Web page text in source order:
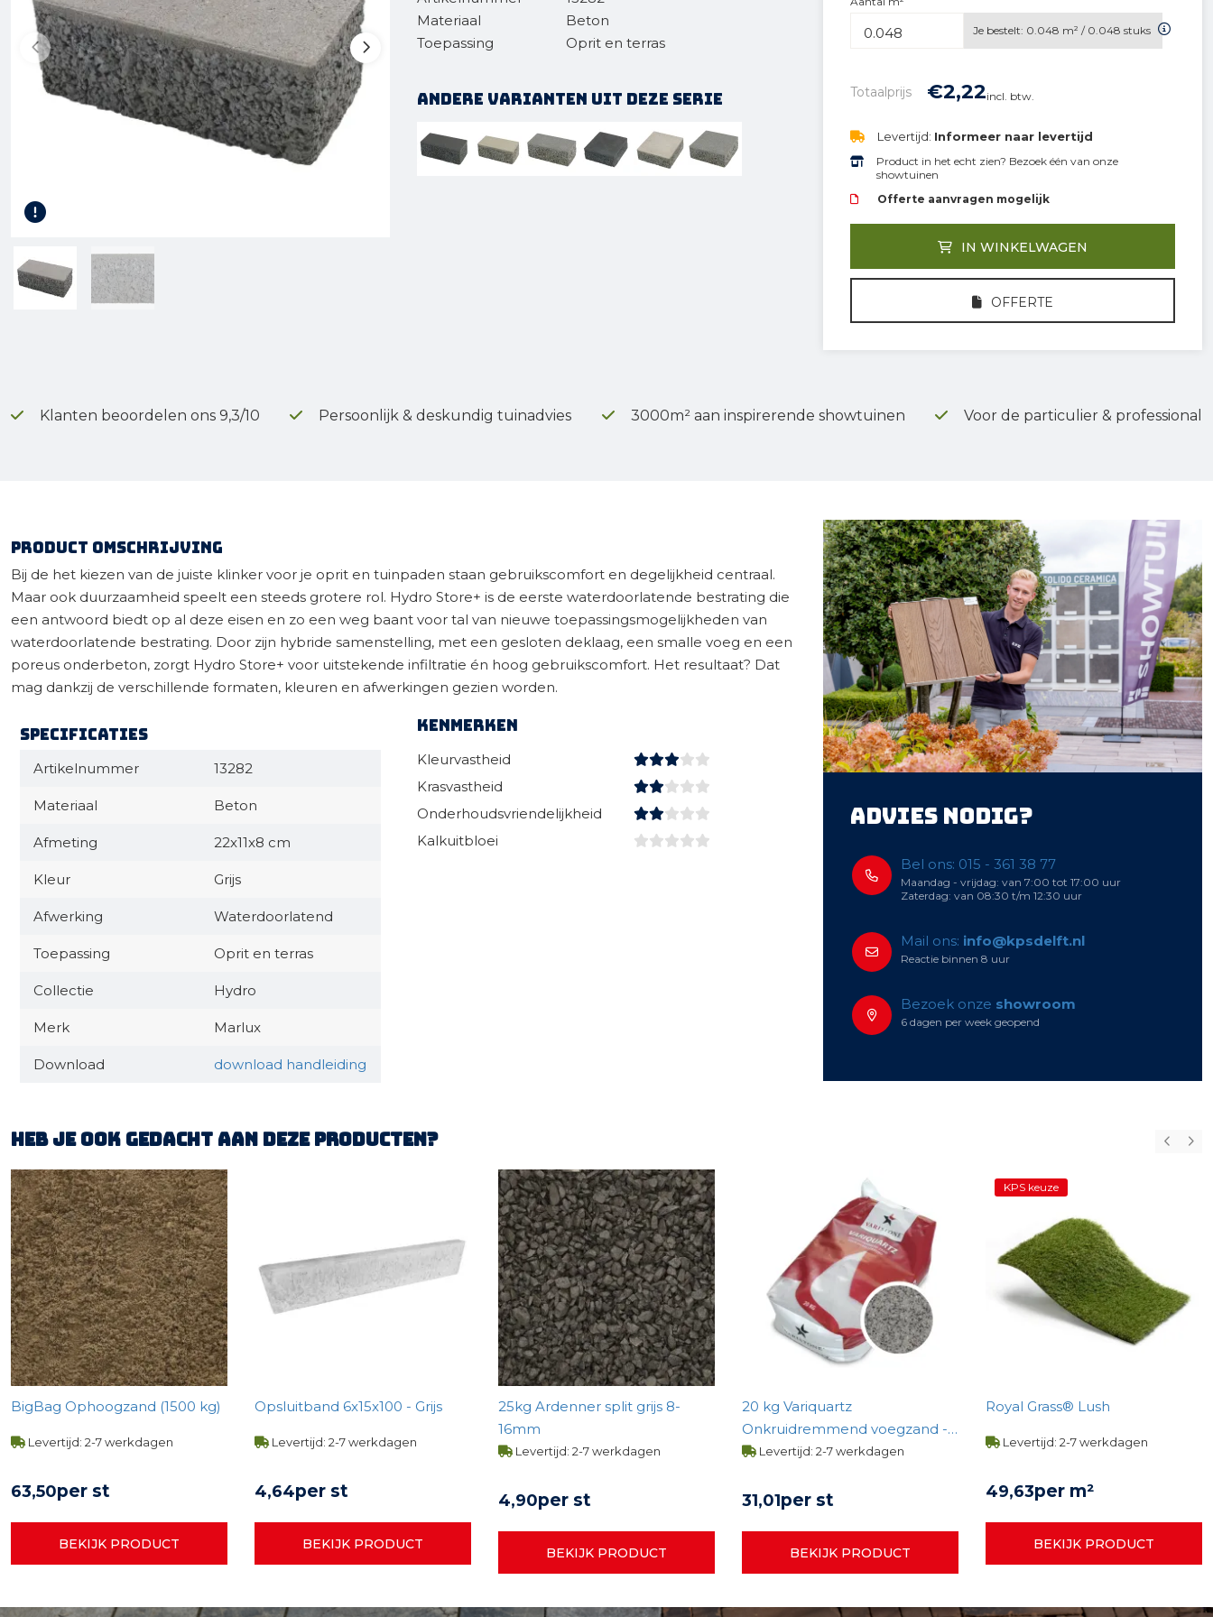
Gereedschap
Terrasplanken
Tuinhout
Infra
Materiaal
Beton
Toepassing
Oprit en terras
Andere varianten uit deze serie
Je bestelt: 0.048 m² / 0.048 stuks
Totaalprijs €2,22incl. btw.
Levertijd: Informeer naar levertijd
Product in het echt zien? Bezoek één van onze
showtuinen
Offerte aanvragen mogelijk
IN WINKELWAGEN
OFFERTE
Klanten beoordelen ons 9,3/10 Persoonlijk & deskundig tuinadvies 3000m² aan inspirerende showtuinen Voor de particulier & professional
Product omschrijving
Bij de het kiezen van de juiste klinker voor je oprit en tuinpaden staan gebruikscomfort en degelijkheid centraal.
Maar ook duurzaamheid speelt een steeds grotere rol. Hydro Store+ is de eerste waterdoorlatende bestrating die
een antwoord biedt op al deze eisen en zo een weg baant voor tal van nieuwe toepassingsmogelijkheden van
waterdoorlatende bestrating. Door zijn hybride samenstelling, met een gesloten deklaag, een smalle voeg en een
poreus onderbeton, zorgt Hydro Store+ voor uitstekende infiltratie én hoog gebruikscomfort. Het resultaat? Dat
mag dankzij de verschillende formaten, kleuren en afwerkingen gezien worden.
Specificaties
Artikelnummer 13282
Materiaal Beton
Afmeting 22x11x8 cm
Kleur Grijs
Afwerking Waterdoorlatend
Toepassing Oprit en terras
Collectie Hydro
Merk Marlux
Download download handleiding
Kenmerken
Kleurvastheid
Krasvastheid
Onderhoudsvriendelijkheid
Kalkuitbloei
Advies nodig?
Bel ons: 015 - 361 38 77
Maandag - vrijdag: van 7:00 tot 17:00 uur
Zaterdag: van 08:30 t/m 12:30 uur
Mail ons: info@kpsdelft.nl
Reactie binnen 8 uur
Bezoek onze showroom
6 dagen per week geopend
Heb je ook gedacht aan deze producten?
BigBag Ophoogzand (1500 kg)
Levertijd: 2-7 werkdagen
63,50per st
BEKIJK PRODUCT
Opsluitband 6x15x100 - Grijs
Levertijd: 2-7 werkdagen
4,64per st
BEKIJK PRODUCT
25kg Ardenner split grijs 8-
16mm
Levertijd: 2-7 werkdagen
4,90per st
BEKIJK PRODUCT
20 kg Variquartz
Onkruidremmend voegzand -
Steengrijs
Levertijd: 2-7 werkdagen
31,01per st
BEKIJK PRODUCT
KPS keuze
Royal Grass® Lush
Levertijd: 2-7 werkdagen
49,63per m²
BEKIJK PRODUCT